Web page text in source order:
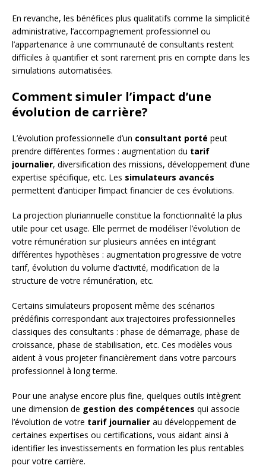
En revanche, les bénéfices plus qualitatifs comme la simplicité
administrative, l’accompagnement professionnel ou
l’appartenance à une communauté de consultants restent
difficiles à quantifier et sont rarement pris en compte dans les
simulations automatisées.
Comment simuler l’impact d’une
évolution de carrière?
L’évolution professionnelle d’un consultant porté peut
prendre différentes formes : augmentation du tarif
journalier, diversification des missions, développement d’une
expertise spécifique, etc. Les simulateurs avancés
permettent d’anticiper l’impact financier de ces évolutions.
La projection pluriannuelle constitue la fonctionnalité la plus
utile pour cet usage. Elle permet de modéliser l’évolution de
votre rémunération sur plusieurs années en intégrant
différentes hypothèses : augmentation progressive de votre
tarif, évolution du volume d’activité, modification de la
structure de votre rémunération, etc.
Certains simulateurs proposent même des scénarios
prédéfinis correspondant aux trajectoires professionnelles
classiques des consultants : phase de démarrage, phase de
croissance, phase de stabilisation, etc. Ces modèles vous
aident à vous projeter financièrement dans votre parcours
professionnel à long terme.
Pour une analyse encore plus fine, quelques outils intègrent
une dimension de gestion des compétences qui associe
l’évolution de votre tarif journalier au développement de
certaines expertises ou certifications, vous aidant ainsi à
identifier les investissements en formation les plus rentables
pour votre carrière.